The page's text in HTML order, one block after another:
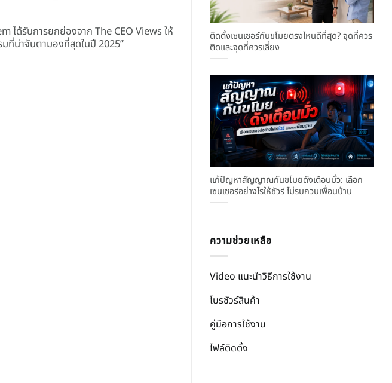
ได้รับการยกย่องจาก The CEO Views ให้
ที่น่าจับตามองที่สุดในปี 2025”
ติดตั้งเซนเซอร์กันขโมยตรงไหนดีที่สุด? จุดที่ควร
ติดและจุดที่ควรเลี่ยง
แก้ปัญหาสัญญาณกันขโมยดังเตือนมั่ว: เลือก
เซนเซอร์อย่างไรให้ชัวร์ ไม่รบกวนเพื่อนบ้าน
ความช่วยเหลือ
Video แนะนำวิธีการใช้งาน
โบรชัวร์สินค้า
คู่มือการใช้งาน
ไฟล์ติดตั้ง